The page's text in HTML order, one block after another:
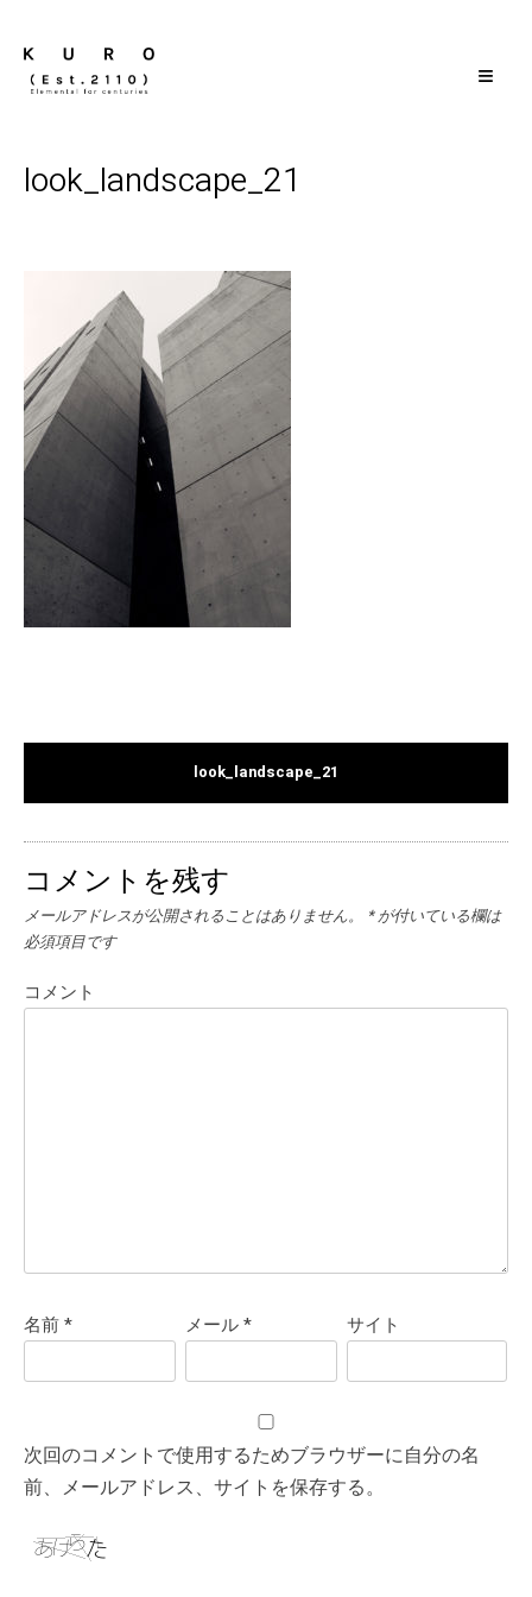
≡
look_landscape_21
look_landscape_21
コメントを残す
メールアドレスが公開されることはありません。 *が付いている欄は
必須項目です
コメント
名前* メール* サイト
次回のコメントで使用するためブラウザーに自分の名
前、メールアドレス、サイトを保存する。